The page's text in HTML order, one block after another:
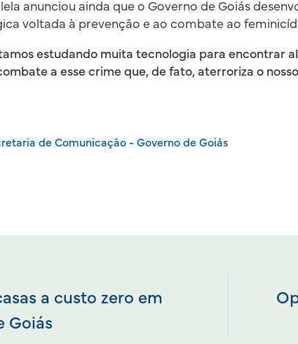
anunciou ainda que o Governo de Goiás
voltada à prevenção e ao combate ao
estudando muita tecnologia para encontrar
a esse crime que, de fato, aterroriza o
de Comunicação - Governo de Goiás
a custo zero em
Goiás